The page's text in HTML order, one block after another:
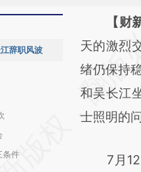
辞职风波
条件
请务必在
AI
[https://
(https://
而成，可
比对和校
【
天的激烈
绪仍保持
和吴长江
士照明的
7月12